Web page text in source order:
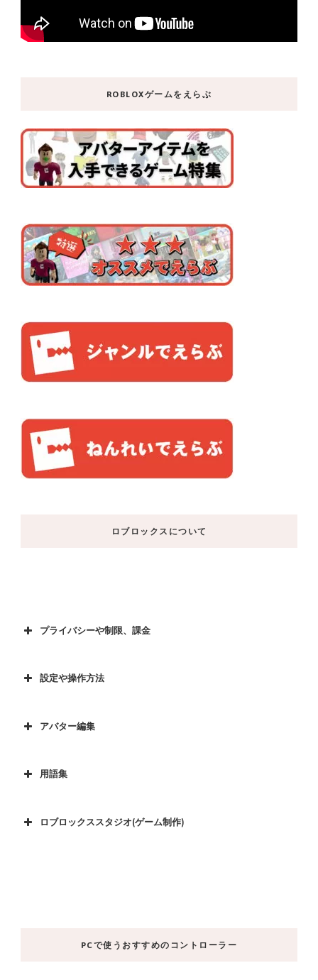
ROBLOXゲームをえらぶ
ロブロックスについて
プライバシーや制限、課金
設定や操作方法
アバター編集
用語集
ロブロックススタジオ(ゲーム制作)
PCで使うおすすめのコントローラー